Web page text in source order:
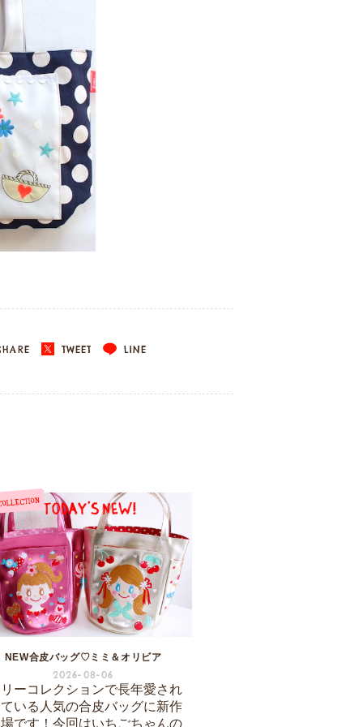
TWEET LINE
NEW合皮バッグ♡ミミ＆オリビア
2026-08-06
ーコレクションで長年愛され
いる人気の合皮バッグに新作
です！今回はいちごちゃんの